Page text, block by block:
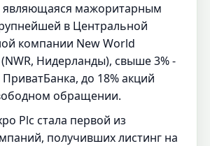
являющаяся мажоритарным
в Центральной
компании New World
(NWR, Нидерланды), свыше 3% -
до 18% акций
обращении.
Рlc стала первой из
получивших листинг на